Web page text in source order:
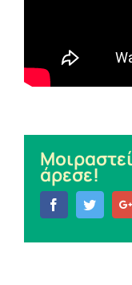
άρεσε!
FacebookTwitter